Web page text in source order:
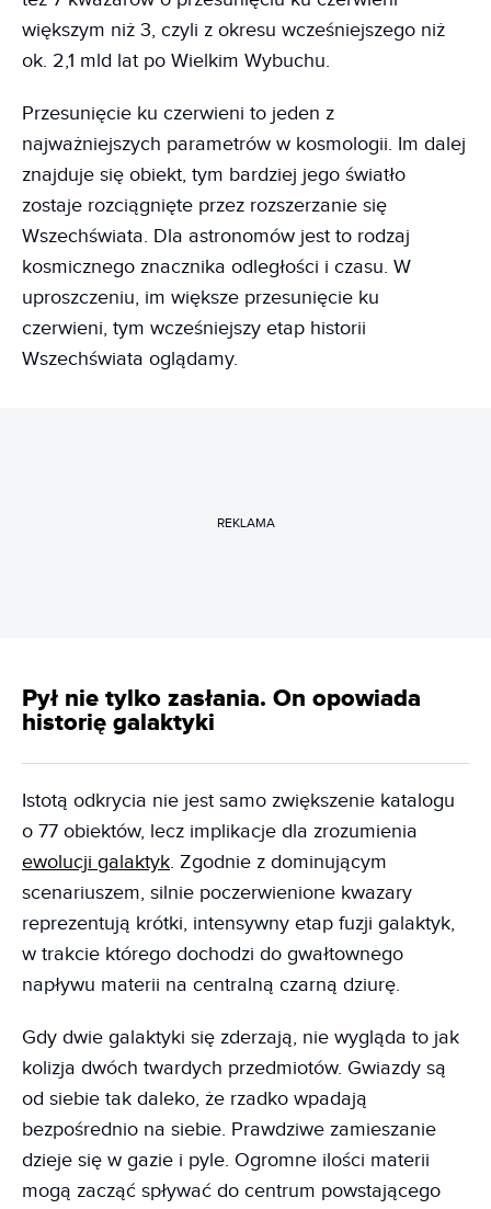
większym niż 3, czyli z okresu wcześniejszego niż
ok. 2,1 mld lat po Wielkim Wybuchu.
Przesunięcie ku czerwieni to jeden z
najważniejszych parametrów w kosmologii. Im dalej
znajduje się obiekt, tym bardziej jego światło
zostaje rozciągnięte przez rozszerzanie się
Wszechświata. Dla astronomów jest to rodzaj
kosmicznego znacznika odległości i czasu. W
uproszczeniu, im większe przesunięcie ku
czerwieni, tym wcześniejszy etap historii
Wszechświata oglądamy.
REKLAMA
Pył nie tylko zasłania. On opowiada
historię galaktyki
Istotą odkrycia nie jest samo zwiększenie katalogu
o 77 obiektów, lecz implikacje dla zrozumienia
ewolucji galaktyk. Zgodnie z dominującym
scenariuszem, silnie poczerwienione kwazary
reprezentują krótki, intensywny etap fuzji galaktyk,
w trakcie którego dochodzi do gwałtownego
napływu materii na centralną czarną dziurę.
Gdy dwie galaktyki się zderzają, nie wygląda to jak
kolizja dwóch twardych przedmiotów. Gwiazdy są
od siebie tak daleko, że rzadko wpadają
bezpośrednio na siebie. Prawdziwe zamieszanie
dzieje się w gazie i pyle. Ogromne ilości materii
mogą zacząć spływać do centrum powstającego